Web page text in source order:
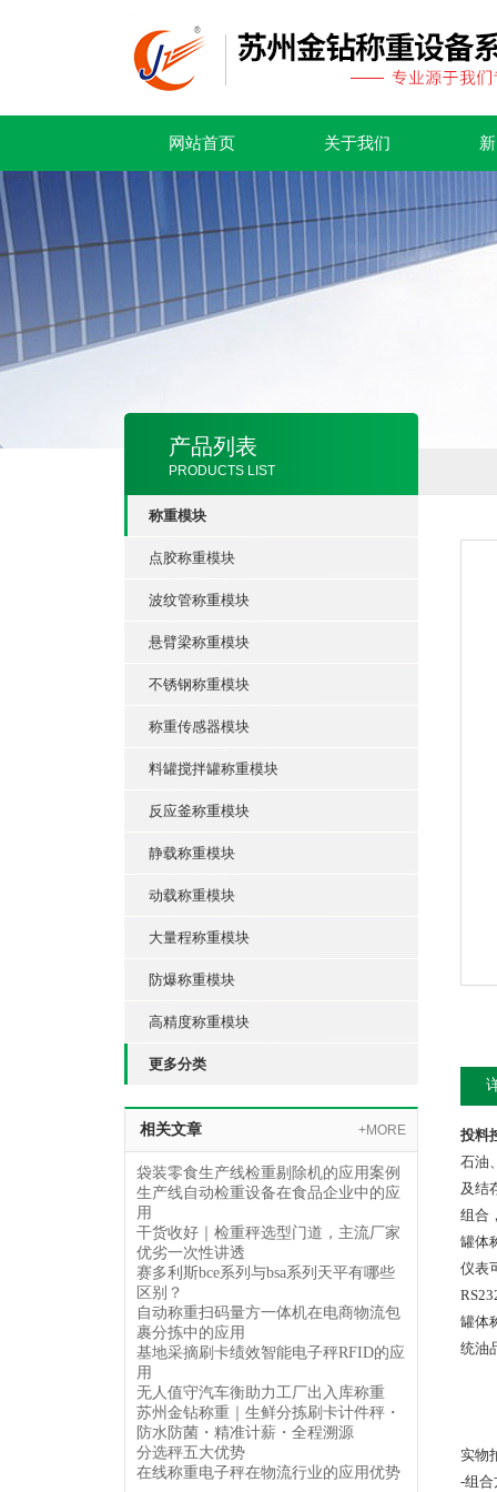
网站首页 关于我们
产品列表
PRODUCTS LIST
称重模块
点胶称重模块
波纹管称重模块
悬臂梁称重模块
不锈钢称重模块
称重传感器模块
料罐搅拌罐称重模块
反应釜称重模块
静载称重模块
动载称重模块
大量程称重模块
防爆称重模块
高精度称重模块
更多分类
相关文章 +MORE
袋装零食生产线检重剔除机的应用案例
生产线自动检重设备在食品企业中的应
用
干货收好｜检重秤选型门道，主流厂家
优劣一次性讲透
赛多利斯bce系列与bsa系列天平有哪些
区别？
自动称重扫码量方一体机在电商物流包
裹分拣中的应用
基地采摘刷卡绩效智能电子秤RFID的应
用
无人值守汽车衡助力工厂出入库称重
苏州金钻称重｜生鲜分拣刷卡计件秤・
防水防菌・精准计薪・全程溯源
分选秤五大优势
在线称重电子秤在物流行业的应用优势
投料
石油
及结
组合
罐体
仪表
罐体
统油
实物
-组合